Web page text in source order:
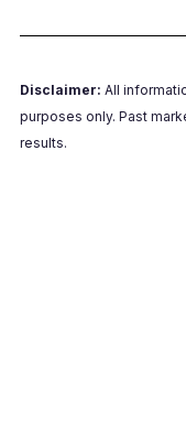
Disclaimer: All
purposes only. Past
results.